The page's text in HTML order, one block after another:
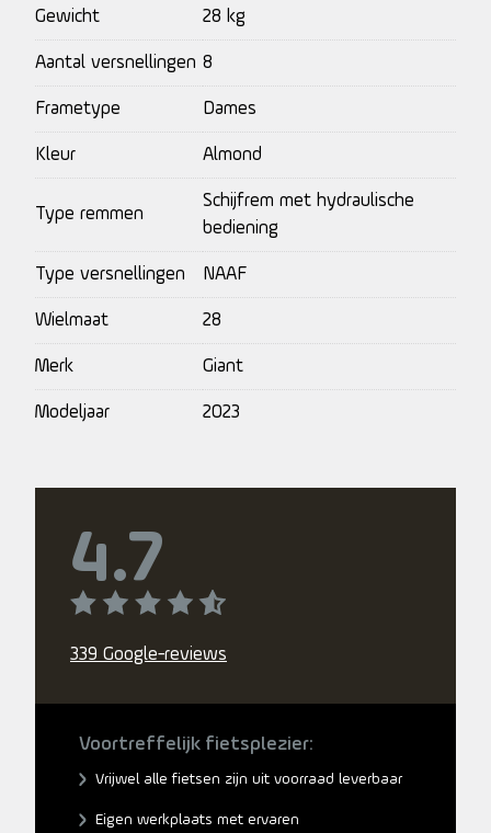
Gewicht 28 kg
Aantal versnellingen 8
Frametype Dames
Kleur Almond
Type remmen
Schijfrem met hydraulische
bediening
Type versnellingen NAAF
Wielmaat 28
Merk Giant
Modeljaar 2023
4.7
339 Google-reviews
Voortreffelijk fietsplezier:
Vrijwel alle fietsen zijn uit voorraad leverbaar
Eigen werkplaats met ervaren